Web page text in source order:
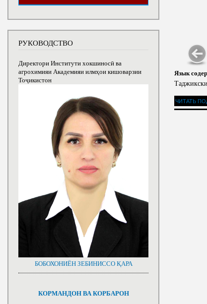
Язык
ЧИТАТЬ
РУКОВОДСТВО
Директори Институти хокшиносӣ ва
агрохимияи Академияи илмҳои кишоварзии
Тоҷикистон
БОБОХОНИЁН ЗЕБИНИССО ҚАРА
КОРМАНДОН ВА КОРБАРОН